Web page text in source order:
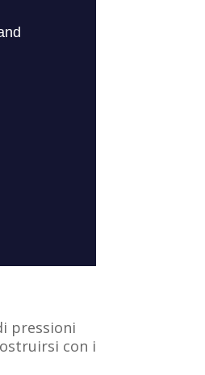
pressioni
con i